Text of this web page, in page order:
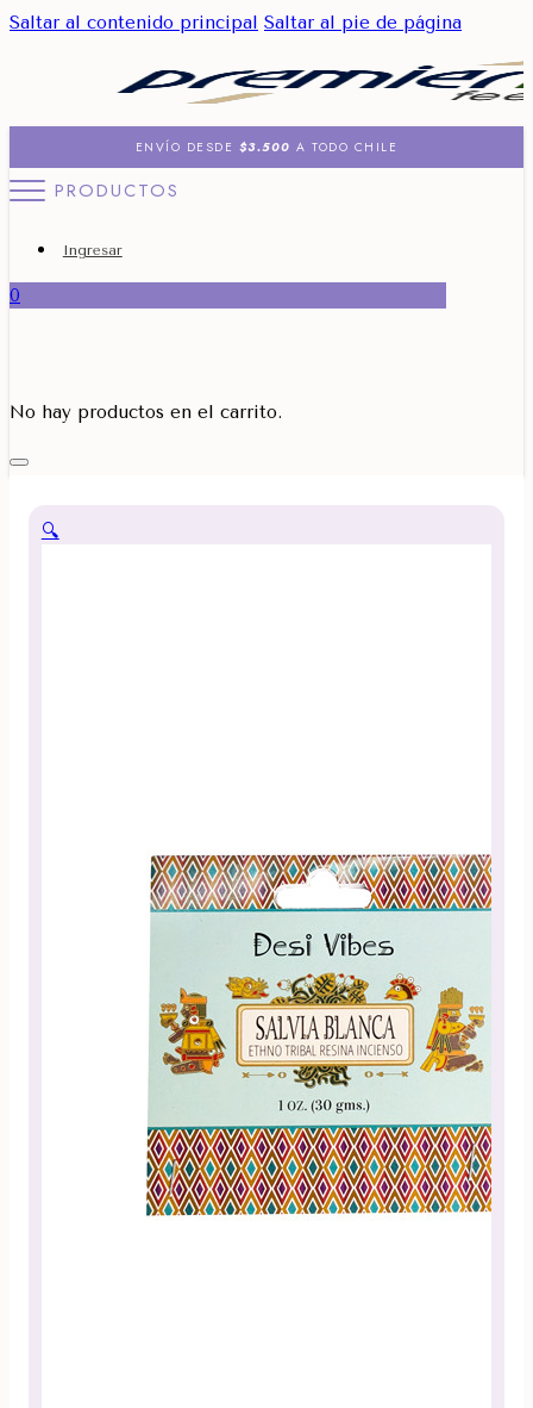
Saltar al contenido principal Saltar al pie de página
ENVÍO DESDE $3.500 A TODO CHILE
PRODUCTOS
Ingresar
0
No hay productos en el carrito.
🔍